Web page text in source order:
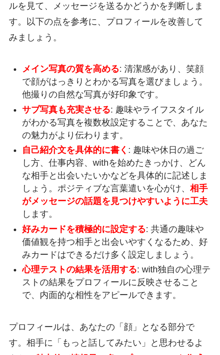
ルを見て、メッセージを送るかどうかを判断しま
す。以下の点を参考に、プロフィールを改善して
みましょう。
メイン写真の質を高める: 清潔感があり、笑顔
で顔がはっきりとわかる写真を選びましょう。
他撮りの自然な写真が好印象です。
サブ写真も充実させる: 趣味やライフスタイル
がわかる写真を複数枚設定することで、あなた
の魅力がより伝わります。
自己紹介文を具体的に書く : 趣味や休日の過ご
し方、仕事内容、withを始めたきっかけ、どん
な相手と出会いたいかなどを具体的に記述しま
しょう。ポジティブな言葉遣いを心がけ、 相手
がメッセージの話題を見つけやすいように工夫
します。
好みカードを積極的に設定する: 共通の趣味や
価値観を持つ相手と出会いやすくなるため、好
みカードはできるだけ多く設定しましょう。
心理テストの結果を活用する: with独自の心理テ
ストの結果をプロフィールに反映させること
で、内面的な相性をアピールできます。
プロフィールは、あなたの「顔」となる部分で
す。相手に「もっと話してみたい」と思わせるよ